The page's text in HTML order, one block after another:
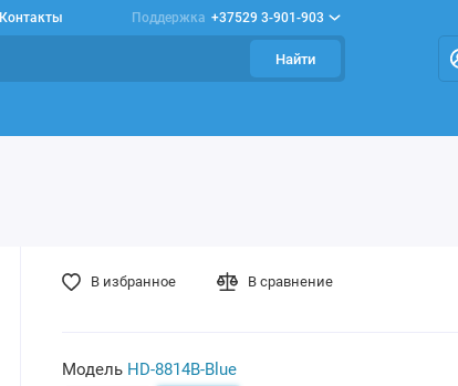
Контакты Поддержка +37529 3-901-903
Найти
В избранное В сравнение
Модель HD-8814B-Blue